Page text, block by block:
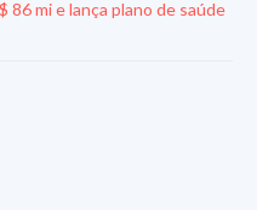
86 mi e lança plano de saúde